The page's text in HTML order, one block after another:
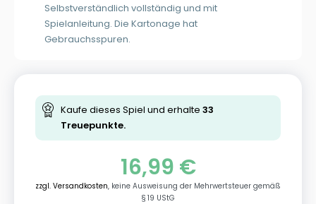
Selbstverständlich vollständig und mit
Spielanleitung. Die Kartonage hat
Gebrauchsspuren.
Kaufe dieses Spiel und erhalte 33
Treuepunkte.
16,99 €
zzgl. Versandkosten, keine Ausweisung der Mehrwertsteuer gemäß
§ 19 UStG